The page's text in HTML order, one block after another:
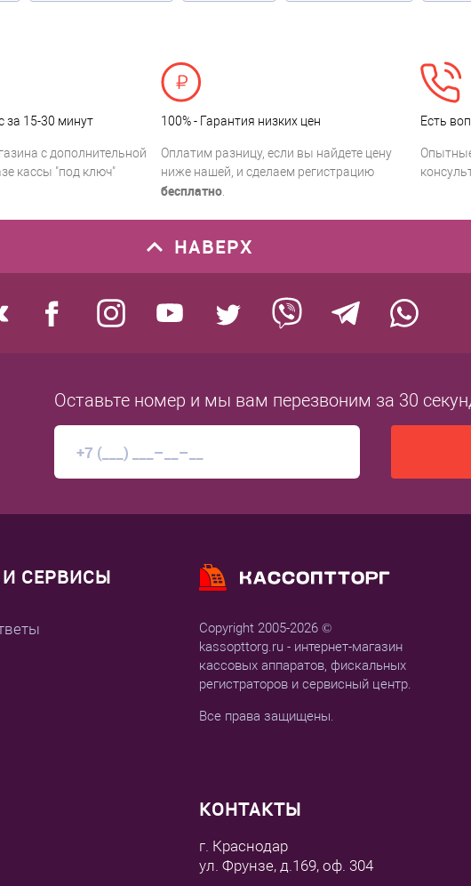
за 15-30 минут
с дополнительной
кассы "под ключ"
100% - Гарантия низких цен
Оплатим разницу, если вы найдете цену
ниже нашей, и сделаем регистрацию
бесплатно
Есть
НАВЕРХ
Оставьте номер и мы вам перезвоним за 30
СЕРВИСЫ
Copyright 2005-2026 ©
kassopttorg.ru - интернет-магазин
кассовых аппаратов, фискальных
регистраторов и сервисный центр.
Все права защищены.
КОНТАКТЫ
г. Краснодар
ул. Фрунзе, д.169, оф. 304